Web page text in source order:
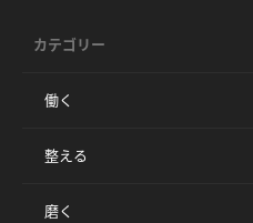
カテゴリー
働く
整える
磨く